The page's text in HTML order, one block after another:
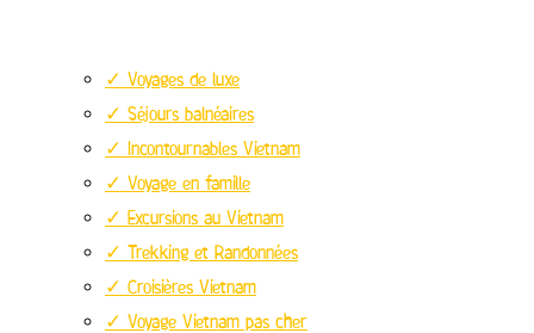
✓ Voyages de luxe
✓ Séjours balnéaires
✓ Incontournables Vietnam
✓ Voyage en famille
✓ Excursions au Vietnam
✓ Trekking et Randonnées
✓ Croisières Vietnam
✓ Voyage Vietnam pas cher